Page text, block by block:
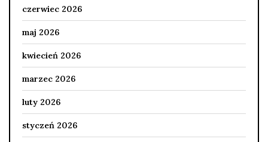
czerwiec 2026
maj 2026
kwiecień 2026
marzec 2026
luty 2026
styczeń 2026